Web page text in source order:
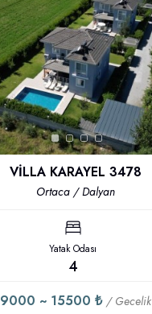
VİLLA KARAYEL 3478
Ortaca / Dalyan
Yatak Odası
4
9000 ~ 15500 ₺ / Gecelik